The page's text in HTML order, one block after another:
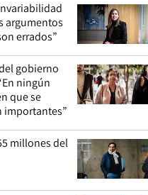
argumentos
errados”
gobierno
ningún
que se
importantes”
millones del